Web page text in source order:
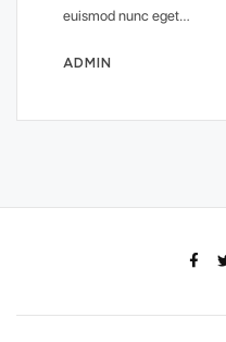
euismod nunc eget…
ADMIN